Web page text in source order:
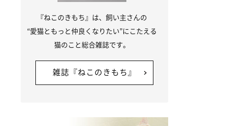
『ねこのきもち』は、飼い主さんの
“愛猫ともっと仲良くなりたい”にこたえる
猫のこと総合雑誌です。
雑誌『ねこのきもち』